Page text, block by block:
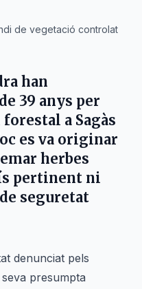
de vegetació controlat
han
39 anys per
forestal a Sagàs
es va originar
herbes
pertinent ni
seguretat
denunciat pels
presumpta